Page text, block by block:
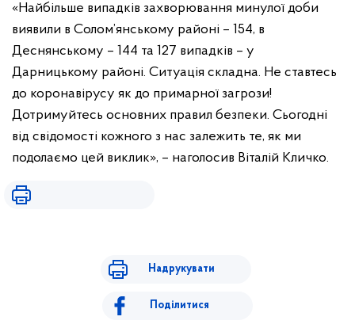
«Найбільше випадків захворювання минулої доби
виявили в Солом’янському районі – 154, в
Деснянському – 144 та 127 випадків – у
Дарницькому районі. Ситуація складна. Не ставтесь
до коронавірусу як до примарної загрози!
Дотримуйтесь основних правил безпеки. Сьогодні
від свідомості кожного з нас залежить те, як ми
подолаємо цей виклик», – наголосив Віталій Кличко.
Надрукувати
Поділитися